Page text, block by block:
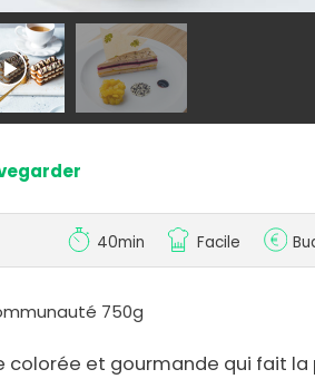
40min Facile
750g
colorée et gourmande qui fait